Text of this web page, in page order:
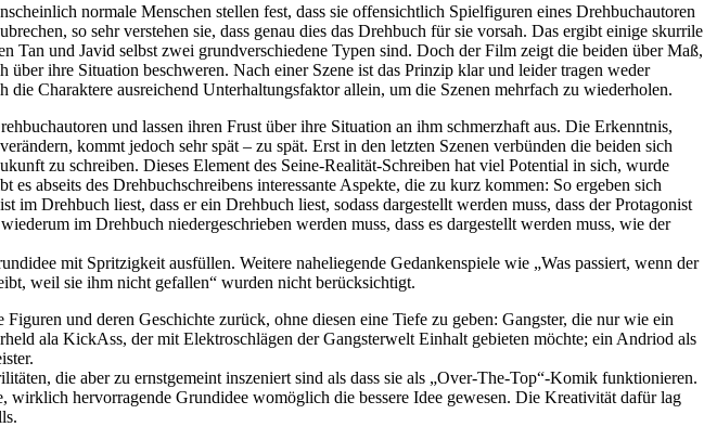
normale Menschen stellen fest, dass sie offensichtlich Spielfiguren eines Drehbuchautoren
so sehr verstehen sie, dass genau dies das Drehbuch für sie vorsah. Das ergibt einige skurrile
Tan und Javid selbst zwei grundverschiedene Typen sind. Doch der Film zeigt die beiden über Maß,
über ihre Situation beschweren. Nach einer Szene ist das Prinzip klar und leider tragen weder
die Charaktere ausreichend Unterhaltungsfaktor allein, um die Szenen mehrfach zu wiederholen.
und lassen ihren Frust über ihre Situation an ihm schmerzhaft aus. Die Erkenntnis,
kommt jedoch sehr spät – zu spät. Erst in den letzten Szenen verbünden die beiden sich
zu schreiben. Dieses Element des Seine-Realität-Schreiben hat viel Potential in sich, wurde
es abseits des Drehbuchschreibens interessante Aspekte, die zu kurz kommen: So ergeben sich
im Drehbuch liest, dass er ein Drehbuch liest, sodass dargestellt werden muss, dass der Protagonist
im Drehbuch niedergeschrieben werden muss, dass es dargestellt werden muss, wie der
mit Spritzigkeit ausfüllen. Weitere naheliegende Gedankenspiele wie „Was passiert, wenn der
weil sie ihm nicht gefallen“ wurden nicht berücksichtigt.
Figuren und deren Geschichte zurück, ohne diesen eine Tiefe zu geben: Gangster, die nur wie ein
ala KickAss, der mit Elektroschlägen der Gangsterwelt Einhalt gebieten möchte; ein Andriod als
die aber zu ernstgemeint inszeniert sind als dass sie als „Over-The-Top“-Komik funktionieren.
wirklich hervorragende Grundidee womöglich die bessere Idee gewesen. Die Kreativität dafür lag